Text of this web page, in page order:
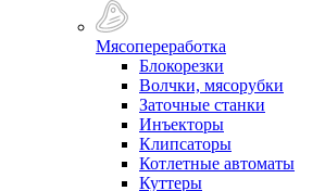
Мясопереработка
Блокорезки
Волчки, мясорубки
Заточные станки
Инъекторы
Клипсаторы
Котлетные автоматы
Куттеры